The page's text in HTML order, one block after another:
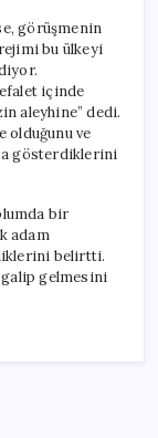
görüşmenin
rejimi bu ülkeyi
içinde
aleyhine” dedi.
olduğunu ve
gösterdiklerini
bir
adam
belirtti.
gelmesini